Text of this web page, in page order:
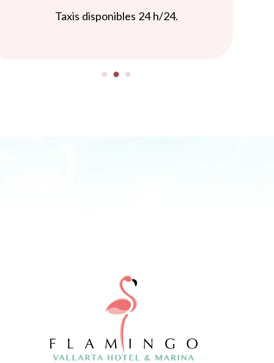
Taxis disponibles 24 h/24.